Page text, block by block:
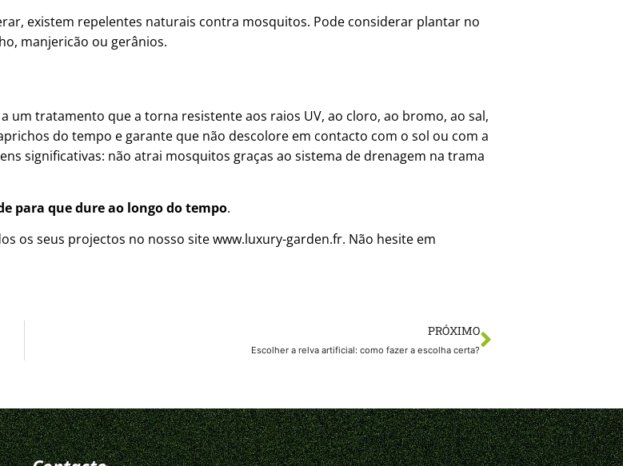
existem repelentes naturais contra mosquitos. Pode considerar plantar no
manjericão ou gerânios.
tratamento que a torna resistente aos raios UV, ao cloro, ao bromo, ao sal,
do tempo e garante que não descolore em contacto com o sol ou com a
significativas: não atrai mosquitos graças ao sistema de drenagem na trama
para que dure ao longo do tempo.
os seus projectos no nosso site www.luxury-garden.fr. Não hesite em
PRÓXIMO
Escolher a relva artificial: como fazer a escolha certa?